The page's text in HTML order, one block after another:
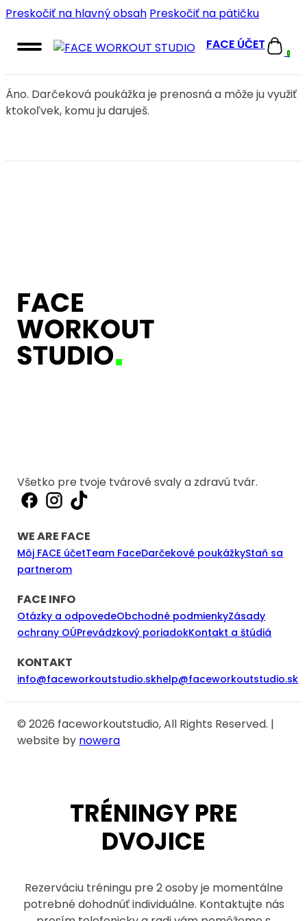
Preskočiť na hlavný obsah Preskočiť na pätičku
FACE ÚČET
0
Áno. Darčeková poukážka je prenosná a môže ju využiť
ktokoľvek, komu ju daruješ.
Všetko pre tvoje tvárové svaly a zdravú tvár.
WE ARE FACE
Môj FACE účetTeam FaceDarčekové poukážkyStaň sa
partnerom
FACE INFO
Otázky a odpovedeObchodné podmienkyZásady
ochrany OÚPrevádzkový poriadokKontakt a štúdiá
KONTAKT
info@faceworkoutstudio.skhelp@faceworkoutstudio.sk
© 2026 faceworkoutstudio, All Rights Reserved. |
website by nowera
TRÉNINGY PRE
DVOJICE
Rezerváciu tréningu pre 2 osoby je momentálne
potrebné dohodnúť individuálne. Kontaktujte nás